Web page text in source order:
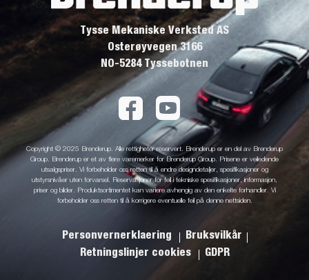
Tysse Mekaniske Verksted AS
Osterøyvegen 3166
NO-5284 Tyssebotnen
Copyright © 2025 Brenderup. Alle rettigheter reservert. Brenderup er en del av Brenderup
Group. Brenderup er et av flere varemerker for Brenderup Group. Prisene er veiledende
utsalgspriser. Vi forbeholder oss retten til å endre designdetaljer, spesifikasjoner og
utstyrsnivåer uten forvarsel. Reservasjoner for feil i tekniske spesifikasjoner, informasjon,
priser og bilder. Produktsortimentet kan variere avhengig av den enkelte forhandler. Vi
forbeholder oss retten til å korrigere eventuelle feil på denne nettsiden.
Personvernerklaering
Bruksvilkår
Retningslinjer cookies
GDPR